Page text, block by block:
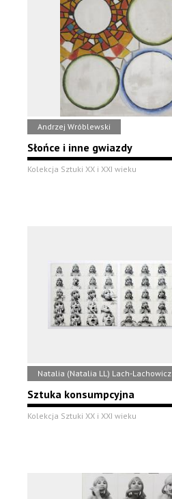
Andrzej Wróblewski
Słońce i inne gwiazdy
Kolekcja Sztuki XX i XXI wieku
Natalia (Natalia LL) Lach-Lachowicz
Sztuka konsumpcyjna
Kolekcja Sztuki XX i XXI wieku